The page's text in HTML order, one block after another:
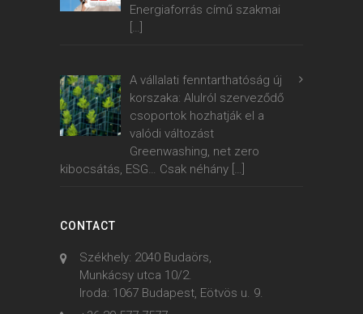
Energiaforrás című szakmai
A vállalati fenntarthatóság új
korszaka: Alulról szerveződő
csoportok hozhatják el a
valódi változást
Greenwashing, net zero
kibocsátás, ESG… Csak néhány […]
CONTACT
Székhely: 2040 Budaörs,
Munkácsy utca 10/2.
Iroda: 1067 Budapest, Eötvös u. 9.